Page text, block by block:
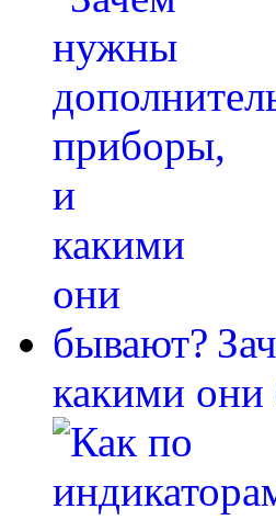
какими они